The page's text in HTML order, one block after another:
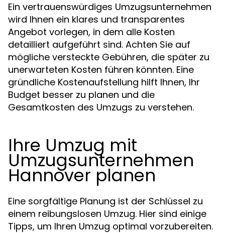
Ein vertrauenswürdiges Umzugsunternehmen
wird Ihnen ein klares und transparentes
Angebot vorlegen, in dem alle Kosten
detailliert aufgeführt sind. Achten Sie auf
mögliche versteckte Gebühren, die später zu
unerwarteten Kosten führen könnten. Eine
gründliche Kostenaufstellung hilft Ihnen, Ihr
Budget besser zu planen und die
Gesamtkosten des Umzugs zu verstehen.
Ihre Umzug mit
Umzugsunternehmen
Hannover planen
Eine sorgfältige Planung ist der Schlüssel zu
einem reibungslosen Umzug. Hier sind einige
Tipps, um Ihren Umzug optimal vorzubereiten.